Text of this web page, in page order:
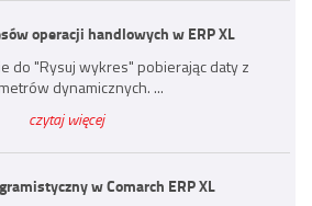
operacji handlowych w ERP XL
do "Rysuj wykres" pobierając daty z
dynamicznych. ...
czytaj więcej
w Comarch ERP XL